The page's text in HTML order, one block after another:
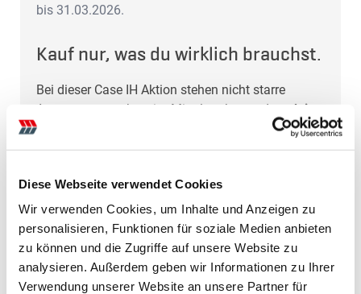
Diese Webseite verwendet Cookies
Wir verwenden Cookies, um Inhalte und Anzeigen zu
personalisieren, Funktionen für soziale Medien anbieten
zu können und die Zugriffe auf unsere Website zu
analysieren. Außerdem geben wir Informationen zu Ihrer
Verwendung unserer Website an unsere Partner für
bis 31.03.2026.
Kauf nur, was du wirklich brauchst.
Bei dieser Case IH Aktion stehen nicht starre
Ausstattungspakete im Mittelpunkt, sondern
dein
Betrieb
. Du wählst den passenden Schlepper –
und stellst ihn so zusammen, wie du ihn im Alltag
CVXDrive&Maxxum Multicontroller
Farmall MundFarmall C 90–120
📄 Übersichts-PDF: Maxxum & Farmall
ansehen